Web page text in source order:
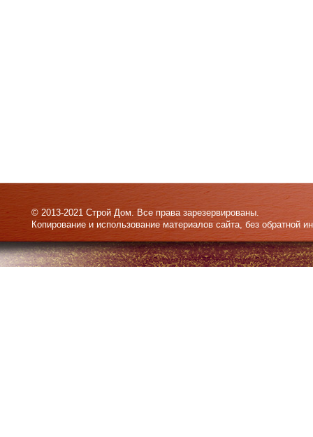
© 2013-2021 Строй Дом. Все права зарезервированы.
Копирование и использование материалов сайта, без обратной